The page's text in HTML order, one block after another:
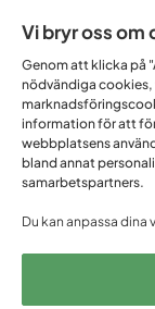
Om Trademax
Vi bryr oss om
Genom att klicka på
nödvändiga
information för att
webbplatsens
bland annat
samarbetspartners.
Du kan anpassa dina